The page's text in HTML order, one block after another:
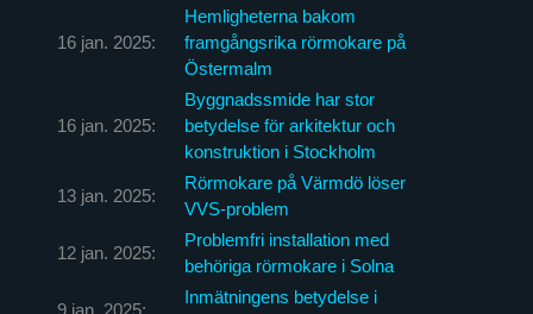
16 jan. 2025:
Hemligheterna bakom
framgångsrika rörmokare på
Östermalm
16 jan. 2025:
Byggnadssmide har stor
betydelse för arkitektur och
konstruktion i Stockholm
13 jan. 2025:
Rörmokare på Värmdö löser
VVS-problem
12 jan. 2025:
Problemfri installation med
behöriga rörmokare i Solna
9 jan. 2025:
Inmätningens betydelse i